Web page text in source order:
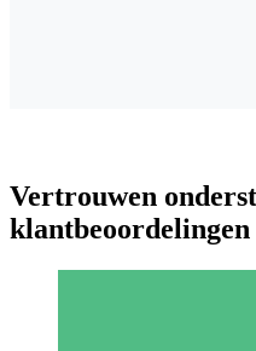
Vertrouwen
klantbeoordelingen